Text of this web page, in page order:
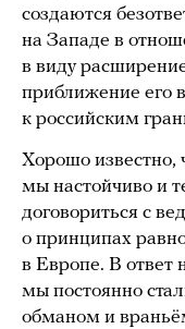
создаются
на Западе в
в виду
приближение его
к российским
Хорошо известно,
мы настойчиво и
договориться с
о принципах
в Европе. В
мы постоянно
обманом и